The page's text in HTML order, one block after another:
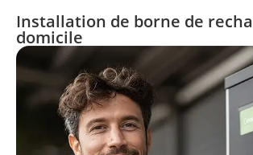
Installation de borne de
domicile